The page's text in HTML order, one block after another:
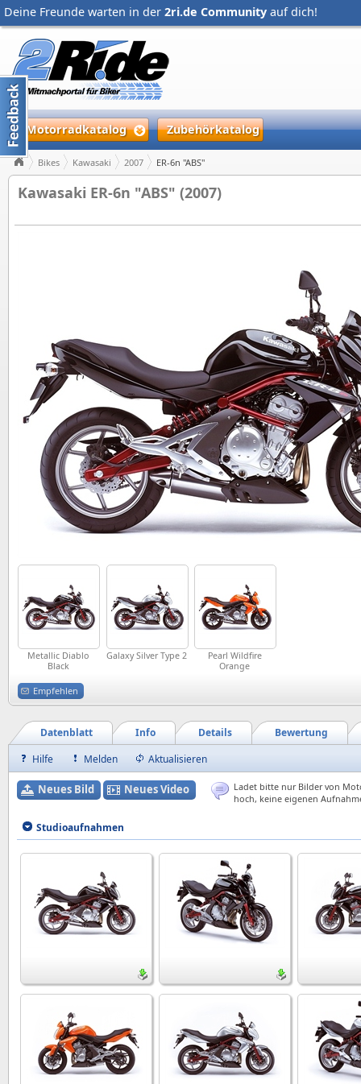
Deine Freunde warten in der 2ri.de Community auf dich!
Motorradkatalog Zubehörkatalog
Bikes Kawasaki 2007 ER-6n "ABS"
Kawasaki ER-6n "ABS" (2007)
Metallic Diablo
Black
Galaxy Silver Type 2
Pearl Wildfire
Orange
Empfehlen
Bewertung
Details
Info
Datenblatt
Hilfe
Melden Aktualisieren
Neues Bild Neues Video
Ladet bitte nur Bilder von
hoch, keine eigenen
Studioaufnahmen